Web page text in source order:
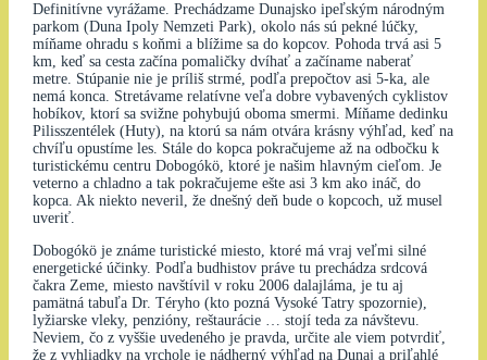
Definitívne vyrážame. Prechádzame Dunajsko ipeľským národným
parkom (Duna Ipoly Nemzeti Park), okolo nás sú pekné lúčky,
míňame ohradu s koňmi a blížime sa do kopcov. Pohoda trvá asi 5
km, keď sa cesta začína pomaličky dvíhať a začíname naberať
metre. Stúpanie nie je príliš strmé, podľa prepočtov asi 5-ka, ale
nemá konca. Stretávame relatívne veľa dobre vybavených cyklistov
hobíkov, ktorí sa svižne pohybujú oboma smermi. Míňame dedinku
Pilisszentélek (Huty), na ktorú sa nám otvára krásny výhľad, keď na
chvíľu opustíme les. Stále do kopca pokračujeme až na odbočku k
turistickému centru Dobogókö, ktoré je našim hlavným cieľom. Je
veterno a chladno a tak pokračujeme ešte asi 3 km ako ináč, do
kopca. Ak niekto neveril, že dnešný deň bude o kopcoch, už musel
uveriť.
Dobogókö je známe turistické miesto, ktoré má vraj veľmi silné
energetické účinky. Podľa budhistov práve tu prechádza srdcová
čakra Zeme, miesto navštívil v roku 2006 dalajláma, je tu aj
pamätná tabuľa Dr. Téryho (kto pozná Vysoké Tatry spozornie),
lyžiarske vleky, penzióny, reštaurácie … stojí teda za návštevu.
Neviem, čo z vyššie uvedeného je pravda, určite ale viem potvrdiť,
že z vyhliadky na vrchole je nádherný výhľad na Dunaj a priľahlé